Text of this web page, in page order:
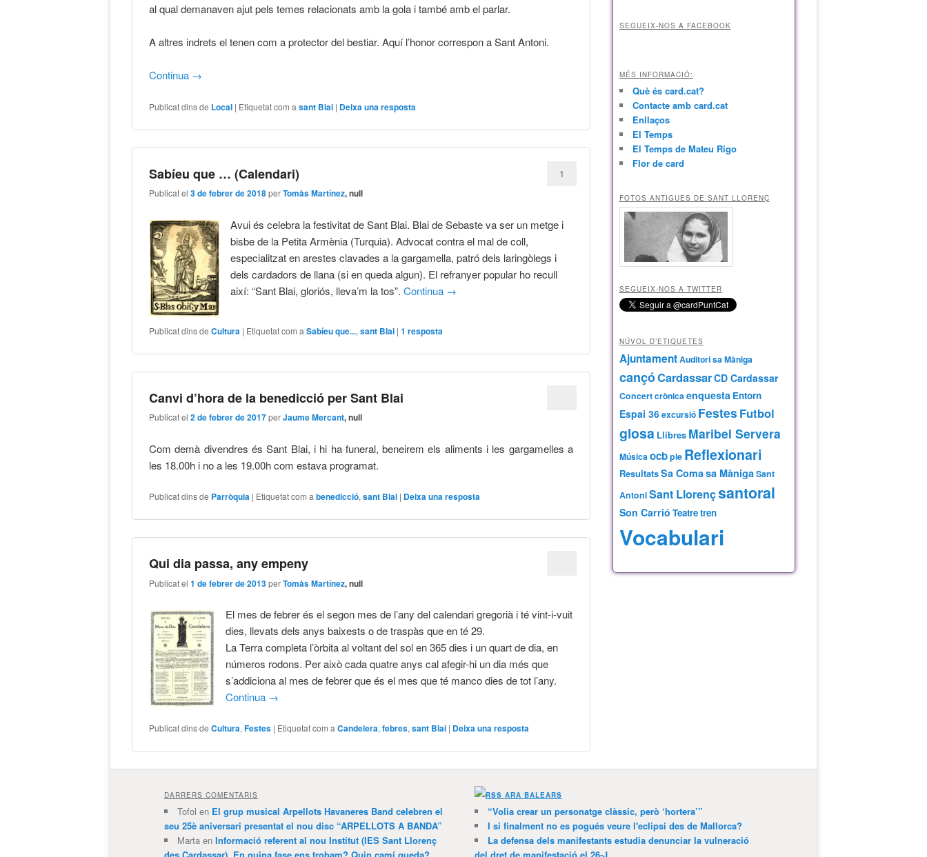
al qual demanaven ajut pels temes relacionats amb la gola i també amb el parlar.
A altres indrets el tenen com a protector del bestiar. Aquí l’honor correspon a Sant Antoni.
Continua →
Publicat dins de Local | Etiquetat com a sant Blai | Deixa una resposta
Sabíeu que … (Calendari)
Publicat el3 de febrer de 2018perTomàs Martínez, null
1
Avui és celebra la festivitat de Sant Blai. Blai de Sebaste va ser un metge i
bisbe de la Petita Armènia (Turquia). Advocat contra el mal de coll,
especialitzat en arestes clavades a la gargamella, patró dels laringòlegs i
dels cardadors de llana (si en queda algun). El refranyer popular ho recull
així: “Sant Blai, gloriós, lleva’m la tos”.Continua →
Publicat dins de Cultura | Etiquetat com a Sabíeu que...,sant Blai |1 resposta
Canvi d’hora de la benedicció per Sant Blai
Publicat el2 de febrer de 2017perJaume Mercant, null
Com demà divendres és Sant Blai, i hi ha funeral, beneirem els aliments i les gargamelles a
les 18.00h i no a les 19.00h com estava programat.
Publicat dins de Parròquia | Etiquetat com a benedicció,sant Blai | Deixa una resposta
Qui dia passa, any empeny
Publicat el1 de febrer de 2013perTomàs Martínez, null
El mes de febrer és el segon mes de l’any del calendari gregorià i té vint-i-vuit
dies, llevats dels anys baixests o de traspàs que en té 29.
La Terra completa l’òrbita al voltant del sol en 365 dies i un quart de dia, en
números rodons. Per això cada quatre anys cal afegir-hi un dia més que
s’addiciona al mes de febrer que és el mes que té manco dies de tot l’any.
Continua →
Publicat dins de Cultura,Festes | Etiquetat com a Candelera,febres,sant Blai | Deixa una resposta
SEGUEIX-NOS A FACEBOOK
MÉS INFORMACIÓ:
Què és card.cat?
Contacte amb card.cat
Enllaços
El Temps
El Temps de Mateu Rigo
Flor de card
FOTOS ANTIGUES DE SANT LLORENÇ
SEGUEIX-NOS A TWITTER
NÚVOL D’ETIQUETES
AjuntamentAuditori sa Màniga
cançóCardassarCD Cardassar
Concertcrònicaenquesta Entorn
Espai 36excursió Festes Futbol
glosa Llibres Maribel Servera
Músicaocbple Reflexionari
ResultatsSa Comasa MànigaSant
AntoniSant Llorençsantoral
Son Carrió Teatretren
Vocabulari
DARRERS COMENTARIS
Tofol en El grup musical Arpellots Havaneres Band celebren el
seu 25è aniversari presentat el nou disc “ARPELLOTS A BANDA”
Martaen Informació referent al nou Institut (IES Sant Llorenç
ARA BALEARS
“Volia crear un personatge clàssic, però ‘hortera’”
I si finalment no es pogués veure l'eclipsi des de Mallorca?
La defensa dels manifestants estudia denunciar la vulneració